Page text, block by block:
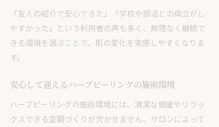
「友人の紹介で安心できた」「学校や部活との両立がし
やすかった」という利用者の声も多く、無理なく継続で
きる環境を選ぶことで、肌の変化を実感しやすくなりま
す。
安心して通えるハーブピーリングの施術環境
ハーブピーリングの施術環境には、清潔な個室やリラッ
クスできる空間づくりが欠かせません。サロンによって